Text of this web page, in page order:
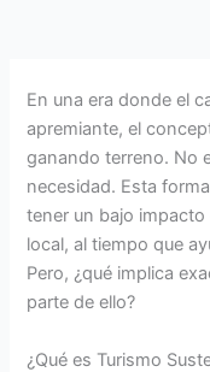
En una era donde el
apremiante, el
ganando terreno. No
necesidad. Esta
tener un bajo
local, al tiempo que
Pero, ¿qué implica
parte de ello?
¿Qué es Turismo